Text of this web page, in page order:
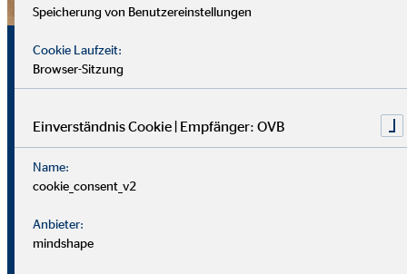
Sicherheit, Chancen und
echte Perspektiven
Für uns zählt nicht dein Lebenslauf, sondern wer du bist und
was du erreichen möchtest. Wichtiger sind deine
zwischenmenschlichen und persönlichen Stärken.
Du solltest offen, kontaktfreudig und freundlich auftreten
Speicherung von Benutzereinstellungen
Cookie Laufzeit:
Browser-Sitzung
Einverständnis Cookie | Empfänger: OVB
Name:
cookie_consent_v2
Anbieter:
mindshape